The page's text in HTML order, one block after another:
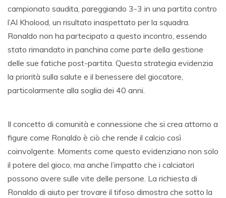
campionato saudita, pareggiando 3-3 in una partita contro
l’Al Kholood, un risultato inaspettato per la squadra.
Ronaldo non ha partecipato a questo incontro, essendo
stato rimandato in panchina come parte della gestione
delle sue fatiche post-partita. Questa strategia evidenzia
la priorità sulla salute e il benessere del giocatore,
particolarmente alla soglia dei 40 anni.
Il concetto di comunità e connessione che si crea attorno a
figure come Ronaldo è ciò che rende il calcio così
coinvolgente. Moments come questo evidenziano non solo
il potere del gioco, ma anche l’impatto che i calciatori
possono avere sulle vite delle persone. La richiesta di
Ronaldo di aiuto per trovare il tifoso dimostra che sotto la